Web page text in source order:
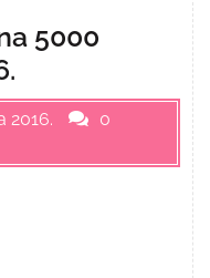
5000
2016.
0